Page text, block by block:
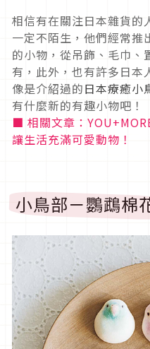
相信有在關注日本雜貨的
一定不陌生，他們經常推
的小物，從吊飾、毛巾、
有，此外，也有許多日本
像是介紹過的日本療癒小
有什麼新的有趣小物吧！
■ 相關文章：
讓生活充滿可愛動物！
小鳥部－鸚鵡棉